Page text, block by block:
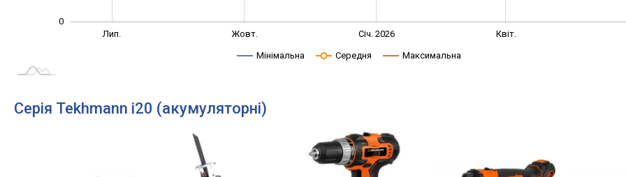
0
Лип. Жовт. Січ. 2026 Квіт.
Мінімальна Середня Максимальна
Серія Tekhmann i20 (акумуляторні)